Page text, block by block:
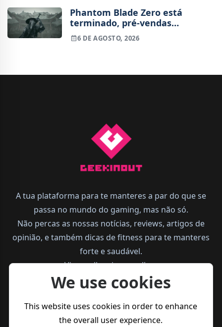
Phantom Blade Zero está
terminado, pré-vendas
começam na próxima semana
6 DE AGOSTO, 2026
A tua plataforma para te manteres a par do que se
passa no mundo do gaming, mas não só.
Não percas as nossas notícias, reviews, artigos de
opinião, e também dicas de fitness para te manteres
forte e saudável.
Vive melhor, joga melhor.
We use cookies
This website uses cookies in order to enhance
the overall user experience.